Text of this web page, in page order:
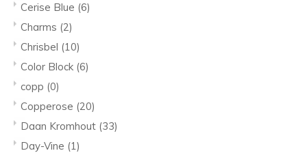
Cerise Blue (6)
Charms (2)
Chrisbel (10)
Color Block (6)
copp (0)
Copperose (20)
Daan Kromhout (33)
Day-Vine (1)